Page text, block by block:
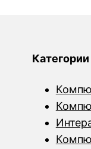
Категории